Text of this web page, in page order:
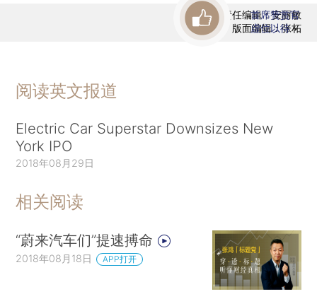
责任编辑：安丽敏
版面编辑：张柘
首席赞赏官
虚位以待
阅读英文报道
Electric Car Superstar Downsizes New
York IPO
2018年08月29日
相关阅读
“蔚来汽车们”提速搏命
2018年08月18日 APP打开